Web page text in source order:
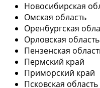
Новосибирская
Омская область
Оренбургская
Орловская область
Пензенская
Пермский край
Приморский край
Псковская область